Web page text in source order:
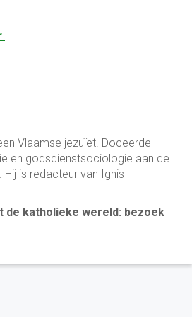
Vlaamse jezuïet. Doceerde
en godsdienstsociologie aan de
Hij is redacteur van Ignis
de katholieke wereld: bezoek